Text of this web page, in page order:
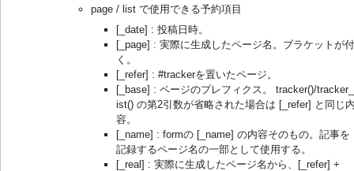
page / list で使用できる予約項目
[_date] : 投稿日時。
[_page] : 実際に生成したページ名。ブラケットが付
く。
[_refer] : #trackerを置いたページ。
[_base] : ページのプレフィクス。 tracker()/
ist() の第2引数が省略された場合は [_refer] と同じ
容。
[_name] : formの [_name] の内容そのもの。記事を
記録するページ名の一部として使用する。
[_real] : 実際に生成したページ名から、[_refer] +